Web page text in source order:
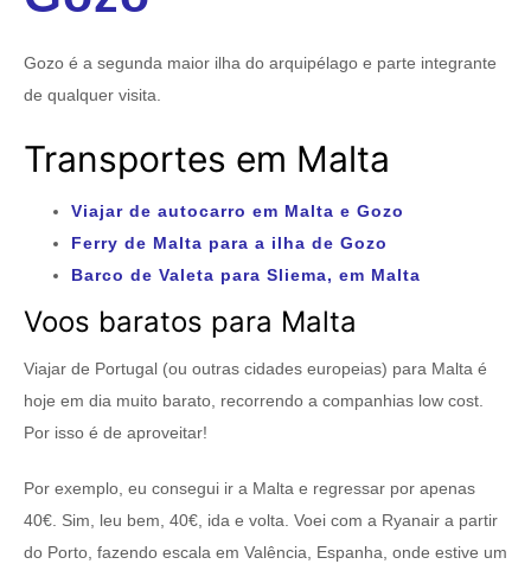
Gozo é a segunda maior ilha do arquipélago e parte integrante
de qualquer visita.
Transportes em Malta
Viajar de autocarro em Malta e Gozo
Ferry de Malta para a ilha de Gozo
Barco de Valeta para Sliema, em Malta
Voos baratos para Malta
Viajar de Portugal (ou outras cidades europeias) para Malta é
hoje em dia muito barato, recorrendo a companhias low cost.
Por isso é de aproveitar!
Por exemplo, eu consegui ir a Malta e regressar por apenas
40€. Sim, leu bem, 40€, ida e volta. Voei com a Ryanair a partir
do Porto, fazendo escala em Valência, Espanha, onde estive um